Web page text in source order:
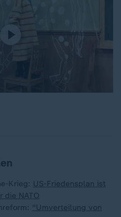
Krieg: US-Friedensplan ist
die NATO
"Umverteilung von